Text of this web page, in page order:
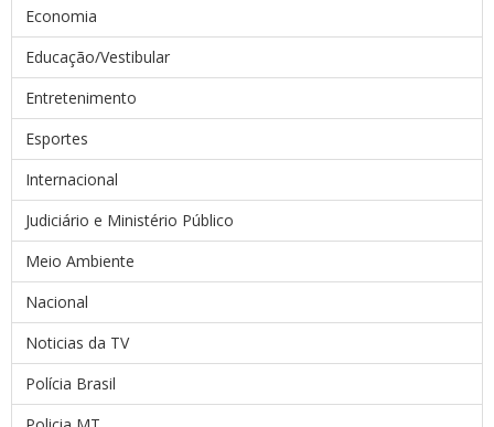
Economia
Educação/Vestibular
Entretenimento
Esportes
Internacional
Judiciário e Ministério Público
Meio Ambiente
Nacional
Noticias da TV
Polícia Brasil